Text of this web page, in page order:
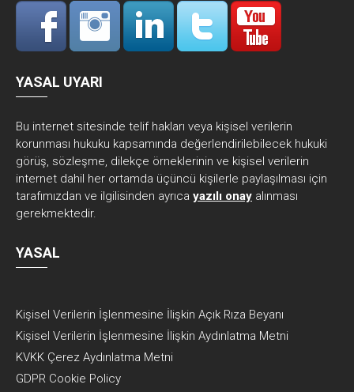
YASAL UYARI
Bu internet sitesinde telif hakları veya kişisel verilerin
korunması hukuku kapsamında değerlendirilebilecek hukuki
görüş, sözleşme, dilekçe örneklerinin ve kişisel verilerin
internet dahil her ortamda üçüncü kişilerle paylaşılması için
tarafımızdan ve ilgilisinden ayrıca yazılı onay alınması
gerekmektedir.
YASAL
Kişisel Verilerin İşlenmesine İlişkin Açık Rıza Beyanı
Kişisel Verilerin İşlenmesine İlişkin Aydınlatma Metni
KVKK Çerez Aydınlatma Metni
GDPR Cookie Policy